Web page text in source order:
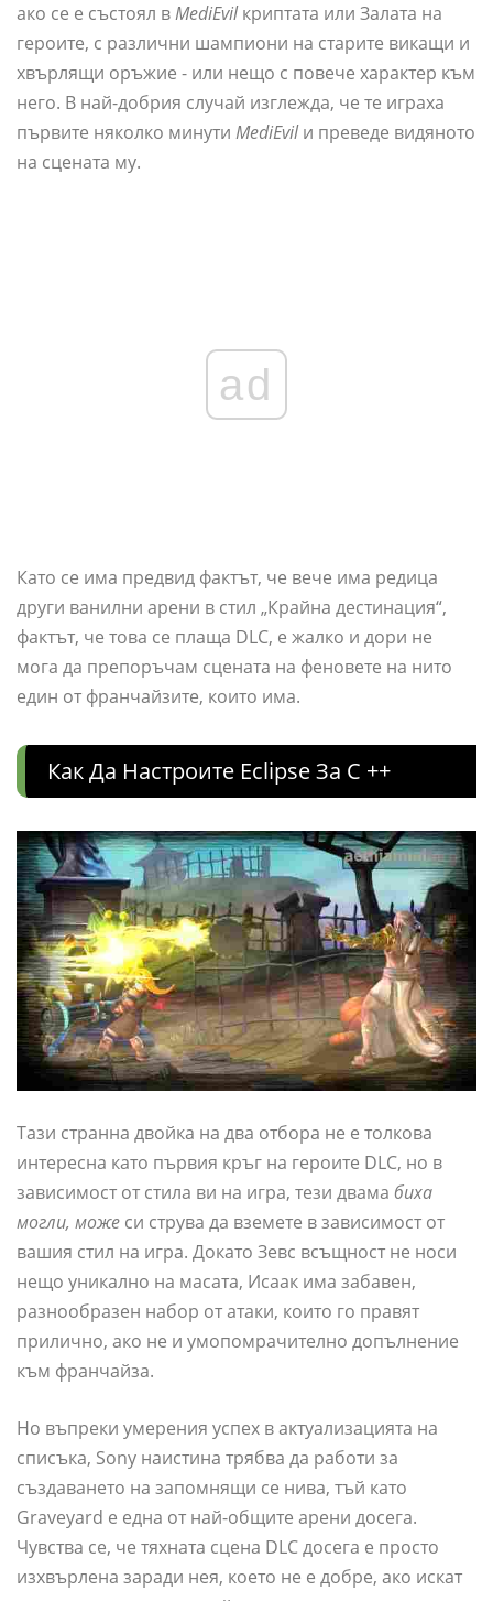
ако се е състоял вMediEvilкриптата или Залата на
героите, с различни шампиони на старите викащи и
хвърлящи оръжие - или нещо с повече характер към
него. В най-добрия случай изглежда, че те играха
първите няколко минути MediEvilи преведе видяното
на сцената му.
ad
Като се има предвид фактът, че вече има редица
други ванилни арени в стил „Крайна дестинация“,
фактът, че това се плаща DLC, е жалко и дори не
мога да препоръчам сцената на феновете на нито
един от франчайзите, които има.
Как Да Настроите Eclipse За C ++
Тази странна двойка на два отбора не е толкова
интересна като първия кръг на героите DLC, но в
зависимост от стила ви на игра, тези двама биха
могли, може си струва да вземете в зависимост от
вашия стил на игра. Докато Зевс всъщност не носи
нещо уникално на масата, Исаак има забавен,
разнообразен набор от атаки, които го правят
прилично, ако не и умопомрачително допълнение
към франчайза.
Но въпреки умерения успех в актуализацията на
списъка, Sony наистина трябва да работи за
създаването на запомнящи се нива, тъй като
Graveyard е една от най-общите арени досега.
Чувства се, че тяхната сцена DLC досега е просто
изхвърлена заради нея, което не е добре, ако искат